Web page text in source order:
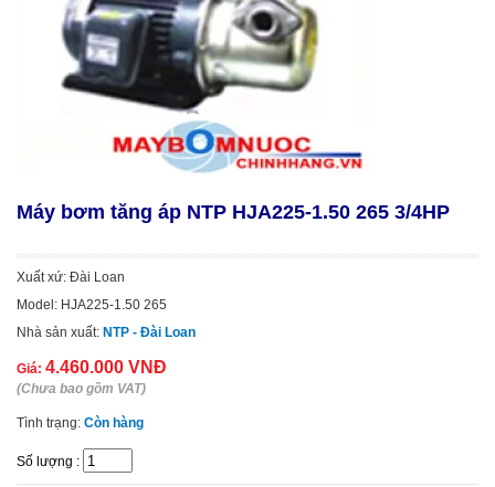
Máy bơm tăng áp NTP HJA225-1.50 265 3/4HP
Xuất xứ: Đài Loan
Model: HJA225-1.50 265
Nhà sản xuất: NTP - Đài Loan
Giá: 4.460.000 VNĐ
(Chưa bao gồm VAT)
Tình trạng: Còn hàng
Số lượng :